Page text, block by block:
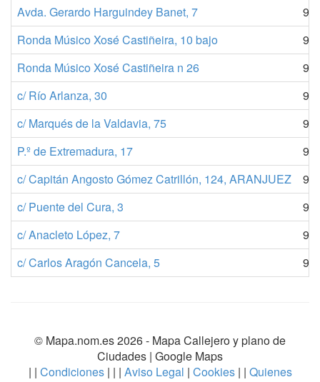
Avda. Gerardo Harguindey Banet, 7
Ronda Músico Xosé Castiñeira, 10 bajo
Ronda Músico Xosé Castiñeira n 26
c/ Río Arlanza, 30
91
c/ Marqués de la Valdavia, 75
91
P.º de Extremadura, 17
91
c/ Capitán Angosto Gómez Catrillón, 124, ARANJUEZ
91
c/ Puente del Cura, 3
91
c/ Anacleto López, 7
91
c/ Carlos Aragón Cancela, 5
91
© Mapa.nom.es 2026 - Mapa Callejero y plano de
Ciudades | Google Maps
| | Condiciones| | | Aviso Legal | Cookies | | Quienes